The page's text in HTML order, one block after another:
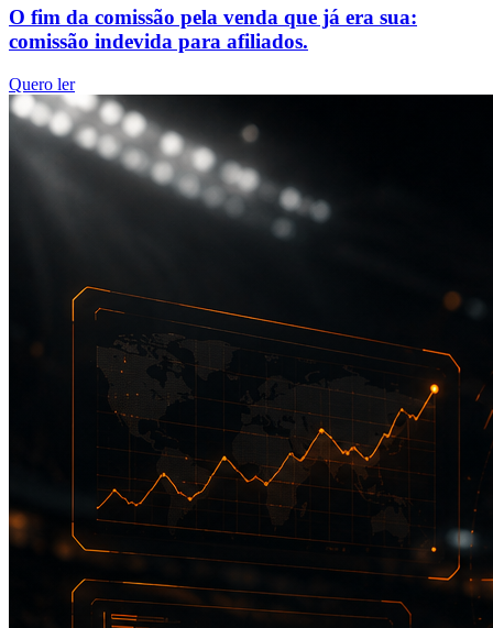
O fim da comissão pela venda que já era sua:
comissão indevida para afiliados.
Quero ler